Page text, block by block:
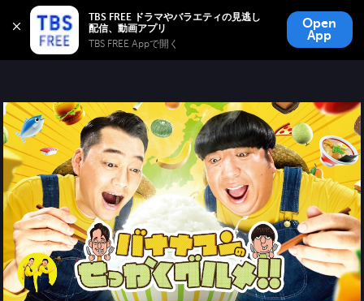
TBS FREE ドラマやバラエティの見逃し
TBS FREE Appで開く
Open
App
TBS FREE
無料見逃し配信